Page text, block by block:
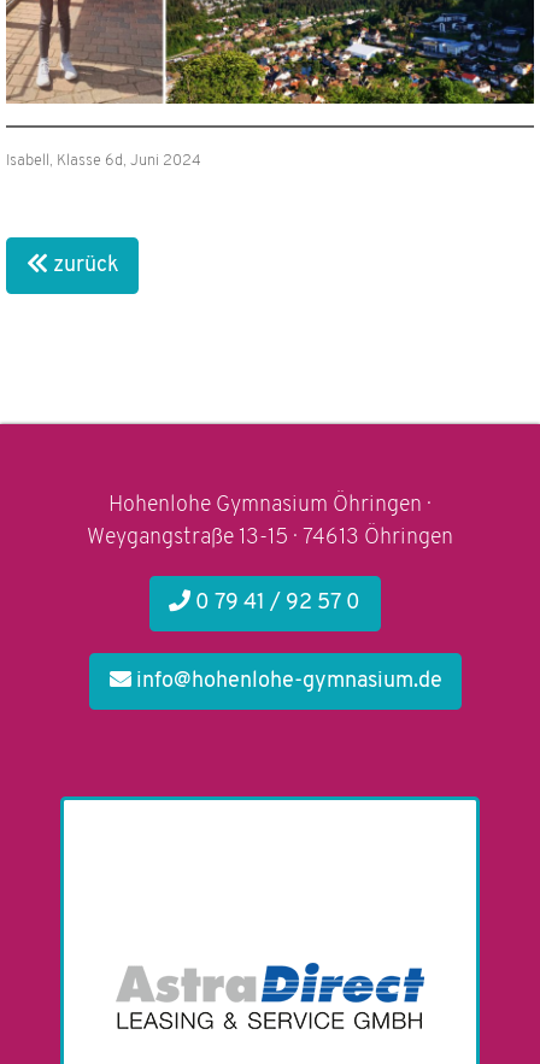
Isabell, Klasse 6d, Juni 2024
zurück
Hohenlohe Gymnasium Öhringen ·
Weygangstraße 13-15 · 74613 Öhringen
0 79 41 / 92 57 0
info@hohenlohe-gymnasium.de